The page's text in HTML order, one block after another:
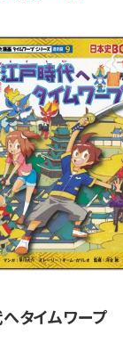
タイムワープ